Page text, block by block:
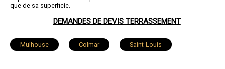
que de sa superficie.
DEMANDES DE DEVIS TERRASSEMENT
Mulhouse Colmar Saint-Louis